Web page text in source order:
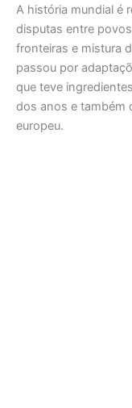
A história mundial é
disputas entre
fronteiras e mistura
passou por
que teve
dos anos e também
europeu.